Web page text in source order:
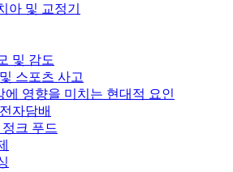
아 및 교정기
및 감도
스포츠 사고
에 영향을 미치는 현대적 요인
자담배
크 푸드